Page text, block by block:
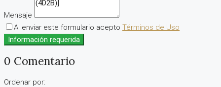
Mensaje
Al enviar este formulario acepto Términos de Uso
Información requerida
0 Comentario
Ordenar por: